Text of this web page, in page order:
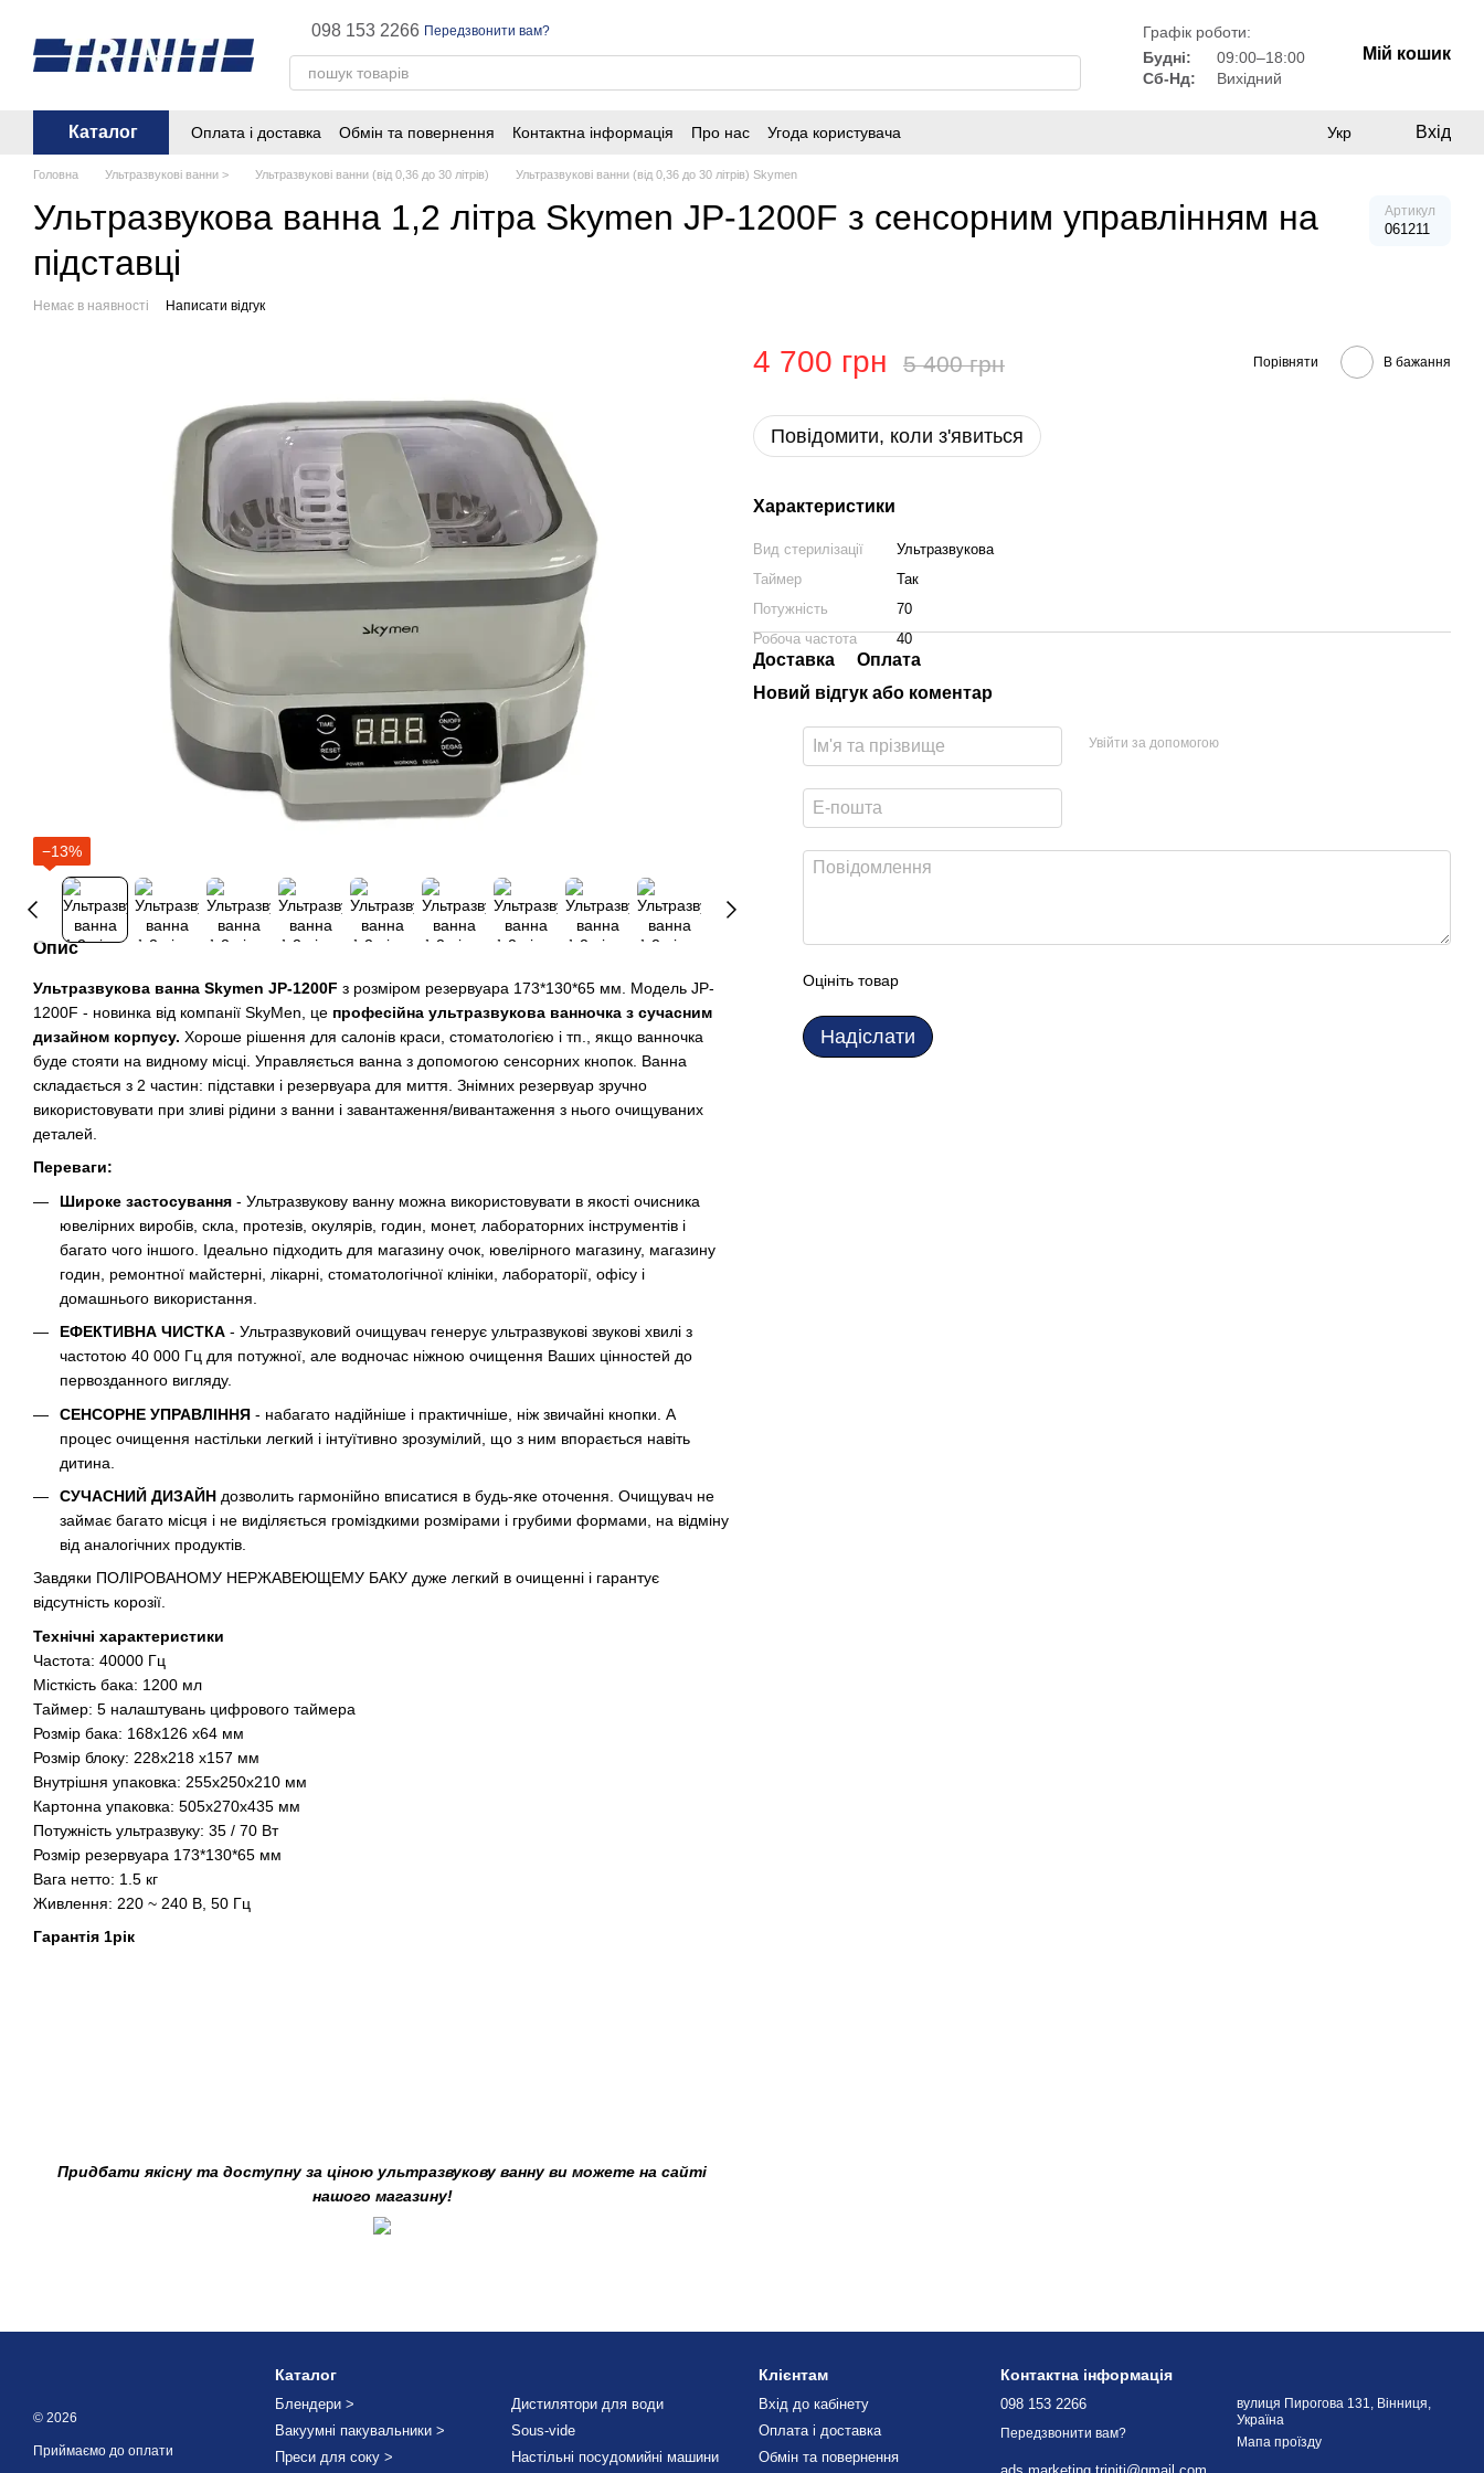
098 153 2266 Передзвонити вам?
Графік роботи:
Будні:
09:00–18:00
Сб-Нд:
Вихідний
Мій кошик
Каталог Оплата і доставка Обмін та повернення Контактна інформація Про нас Угода користувача Укр Вхід
Головна Ультразвукові ванни > Ультразвукові ванни (від 0,36 до 30 літрів) Ультразвукові ванни (від 0,36 до 30 літрів) Skymen
Ультразвукова ванна 1,2 літра Skymen JP-1200F з сенсорним управлінням на
підставці
Артикул
061211
Немає в наявності Написати відгук
−13%
Опис
Ультразвукова ванна Skymen JP-1200F з розміром резервуара 173*130*65 мм. Модель JP-
1200F - новинка від компанії SkyMen, це професійна ультразвукова ванночка з сучасним
дизайном корпусу. Хороше рішення для салонів краси, стоматологією і тп., якщо ванночка
буде стояти на видному місці. Управляється ванна з допомогою сенсорних кнопок. Ванна
складається з 2 частин: підставки і резервуара для миття. Знімних резервуар зручно
використовувати при зливі рідини з ванни і завантаження/вивантаження з нього очищуваних
деталей.
Переваги:
Широке застосування - Ультразвукову ванну можна використовувати в якості очисника
ювелірних виробів, скла, протезів, окулярів, годин, монет, лабораторних інструментів і
багато чого іншого. Ідеально підходить для магазину очок, ювелірного магазину, магазину
годин, ремонтної майстерні, лікарні, стоматологічної клініки, лабораторії, офісу і
домашнього використання.
ЕФЕКТИВНА ЧИСТКА - Ультразвуковий очищувач генерує ультразвукові звукові хвилі з
частотою 40 000 Гц для потужної, але водночас ніжною очищення Ваших цінностей до
первозданного вигляду.
СЕНСОРНЕ УПРАВЛІННЯ - набагато надійніше і практичніше, ніж звичайні кнопки. А
процес очищення настільки легкий і інтуїтивно зрозумілий, що з ним впорається навіть
дитина.
СУЧАСНИЙ ДИЗАЙН дозволить гармонійно вписатися в будь-яке оточення. Очищувач не
займає багато місця і не виділяється громіздкими розмірами і грубими формами, на відміну
від аналогічних продуктів.
Завдяки ПОЛІРОВАНОМУ НЕРЖАВЕЮЩЕМУ БАКУ дуже легкий в очищенні і гарантує
відсутність корозії.
Технічні характеристики
Частота: 40000 Гц
Місткість бака: 1200 мл
Таймер: 5 налаштувань цифрового таймера
Розмір бака: 168x126 x64 мм
Розмір блоку: 228x218 x157 мм
Внутрішня упаковка: 255x250x210 мм
Картонна упаковка: 505x270x435 мм
Потужність ультразвуку: 35 / 70 Вт
Розмір резервуара 173*130*65 мм
Вага нетто: 1.5 кг
Живлення: 220 ~ 240 В, 50 Гц
Гарантія 1рік
Придбати якісну та доступну за ціною ультразвукову ванну ви можете на сайті
нашого магазину!
4 700 грн 5 400 грн Порівняти В бажання
Повідомити, коли з'явиться
Характеристики
Вид стерилізації
Ультразвукова
Таймер
Так
Потужність
70
Робоча частота
40
Доставка
Оплата
Новий відгук або коментар
Увійти за допомогою
Оцініть товар
Надіслати
© 2026
Приймаємо до оплати
Каталог
Блендери >
Вакуумні пакувальники >
Преси для соку >
Дистилятори для води
Sous-vide
Настільні посудомийні машини
Клієнтам
Вхід до кабінету
Оплата і доставка
Обмін та повернення
Контактна інформація
098 153 2266
Передзвонити вам?
вулиця Пирогова 131, Вінниця,
Україна
Мапа проїзду